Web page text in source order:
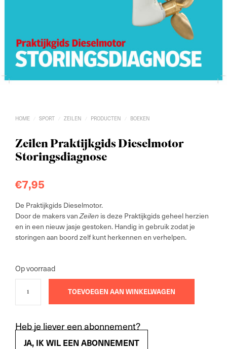
HOME / SPORT / ZEILEN / PRODUCTEN / BOEKEN
Zeilen Praktijkgids Dieselmotor
Storingsdiagnose
€7,95
De Praktijkgids Dieselmotor.
Door de makers vanZeilen is deze Praktijkgids geheel herzien
en in een nieuw jasje gestoken. Handig in gebruik zodat je
storingen aan boord zelf kunt herkennen en verhelpen.
Op voorraad
TOEVOEGEN AAN WINKELWAGEN
Heb je liever een abonnement?
JA, IK WIL EEN ABONNEMENT